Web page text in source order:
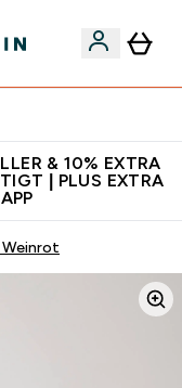
& 10% EXTRA
| PLUS EXTRA
Weinrot